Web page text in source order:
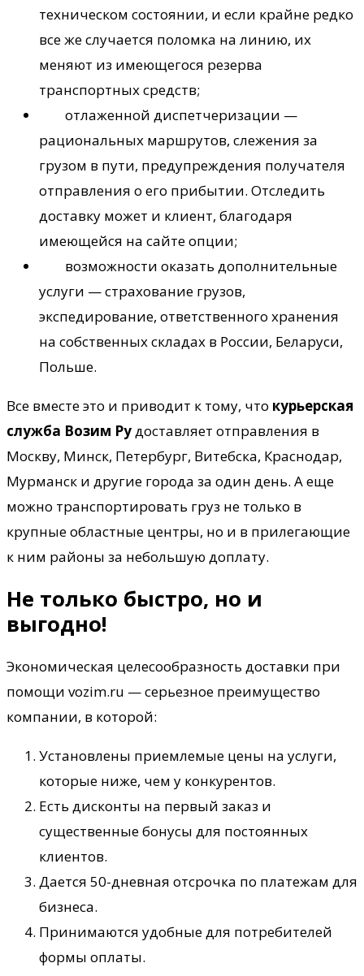
техническом состоянии, и если крайне редко
все же случается поломка на линию, их
меняют из имеющегося резерва
транспортных средств;
отлаженной диспетчеризации —
рациональных маршрутов, слежения за
грузом в пути, предупреждения получателя
отправления о его прибытии. Отследить
доставку может и клиент, благодаря
имеющейся на сайте опции;
возможности оказать дополнительные
услуги — страхование грузов,
экспедирование, ответственного хранения
на собственных складах в России, Беларуси,
Польше.
Все вместе это и приводит к тому, что курьерская
служба Возим Рудоставляет отправления в
Москву, Минск, Петербург, Витебска, Краснодар,
Мурманск и другие города за один день. А еще
можно транспортировать груз не только в
крупные областные центры, но и в прилегающие
к ним районы за небольшую доплату.
Не только быстро, но и
выгодно!
Экономическая целесообразность доставки при
помощи vozim.ru — серьезное преимущество
компании, в которой:
Установлены приемлемые цены на услуги,
которые ниже, чем у конкурентов.
Есть дисконты на первый заказ и
существенные бонусы для постоянных
клиентов.
Дается 50-дневная отсрочка по платежам для
бизнеса.
Принимаются удобные для потребителей
формы оплаты.